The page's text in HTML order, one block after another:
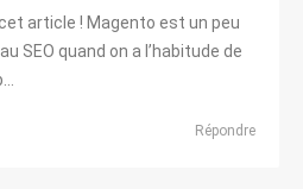
article ! Magento est un peu
SEO quand on a l’habitude de
Répondre